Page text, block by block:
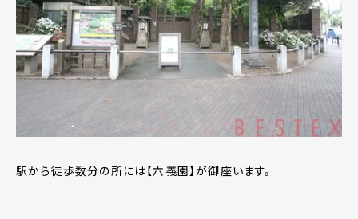
駅から徒歩数分の所には【六義園】が御座います。